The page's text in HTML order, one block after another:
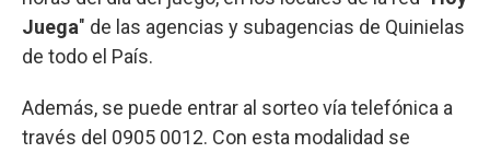
Juega" de las agencias y subagencias de Quinielas
de todo el País.
Además, se puede entrar al sorteo vía telefónica a
través del 0905 0012. Con esta modalidad se